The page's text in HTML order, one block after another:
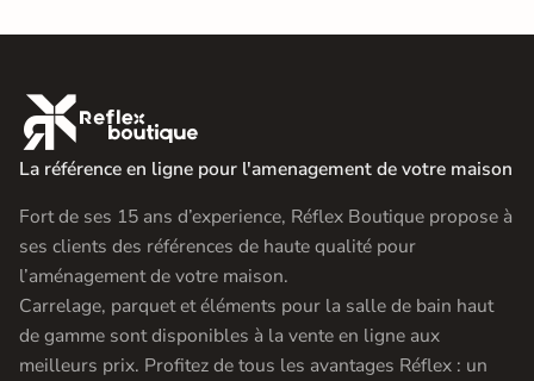

La référence en ligne pour l'amenagement de votre maison
Fort de ses 15 ans d’experience, Réflex Boutique propose à
ses clients des références de haute qualité pour
l’aménagement de votre maison.
Carrelage, parquet et éléments pour la salle de bain haut
de gamme sont disponibles à la vente en ligne aux
meilleurs prix. Profitez de tous les avantages Réflex : un